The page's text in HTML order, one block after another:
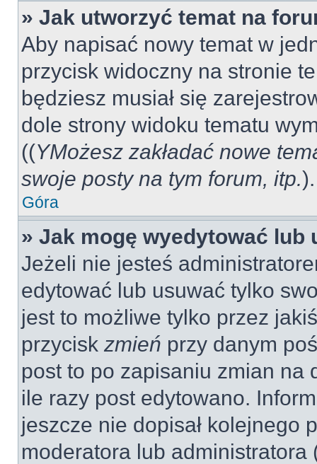
» Jak utworzyć temat na
Aby napisać nowy temat w
przycisk widoczny na stronie
będziesz musiał się
dole strony widoku tematu
((YMożesz zakładać nowe
swoje posty na tym forum, itp.).
Góra
» Jak mogę wyedytować lub
Jeżeli nie jesteś
edytować lub usuwać tylko
jest to możliwe tylko przez
przycisk zmień przy danym
post to po zapisaniu zmian na
ile razy post edytowano.
jeszcze nie dopisał kolejnego
moderatora lub